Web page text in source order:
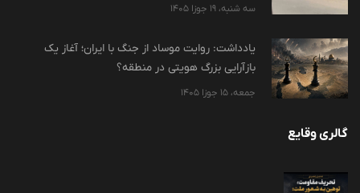
سه شنبه، 19 جوزا 1405
یادداشت: روایت موساد از جنگ با ایران؛ آغاز یک
بازآرایی بزرگ هویتی در منطقه؟
جمعه، 15 جوزا 1405
گالری وقایع